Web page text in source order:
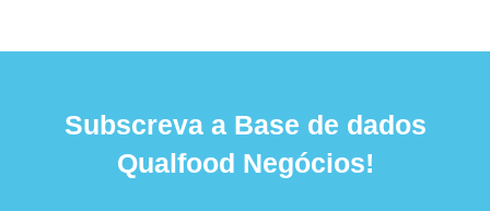
Subscreva a Base de dados
Qualfood Negócios!